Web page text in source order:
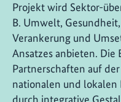
Projekt wird Sektor-
B. Umwelt,
Verankerung und
Ansatzes anbieten. Die
Partnerschaften auf
nationalen und lokalen